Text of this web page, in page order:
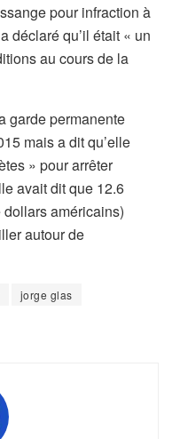
pour infraction à
déclaré qu’il était « un
au cours de la
garde permanente
mais a dit qu’elle
» pour arrêter
avait dit que 12.6
américains)
autour de
jorge glas